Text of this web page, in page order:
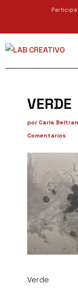
VERDE
por Carla
Comentarios
Verde